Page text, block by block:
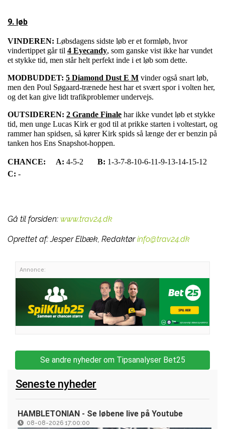
9. løb
VINDEREN: Løbsdagens sidste løb er et formløb, hvor
vindertippet går til 4 Eyecandy, som ganske vist ikke har vundet
et stykke tid, men står helt perfekt inde i et løb som dette.
MODBUDDET: 5 Diamond Dust E M vinder også snart løb,
men den Poul Søgaard-trænede hest har et svært spor i volten her,
og det kan give lidt trafikproblemer undervejs.
OUTSIDEREN: 2 Grande Finale har ikke vundet løb et stykke
tid, men unge Lucas Kirk er god til at prikke starten i voltestart, og
rammer han spidsen, så kører Kirk spids så længe der er benzin på
tanken hos Ens Snapshot-hoppen.
CHANCE: A: 4-5-2 B: 1-3-7-8-10-6-11-9-13-14-15-12
C: -
Gå til forsiden: www.trav24.dk
Oprettet af:Jesper Elbæk, Redaktør info@trav24.dk
Annonce:
Se andre nyheder om Tipsanalyser Bet25
Seneste nyheder
HAMBLETONIAN - Se løbene live på Youtube
08-08-2026 17:00:00